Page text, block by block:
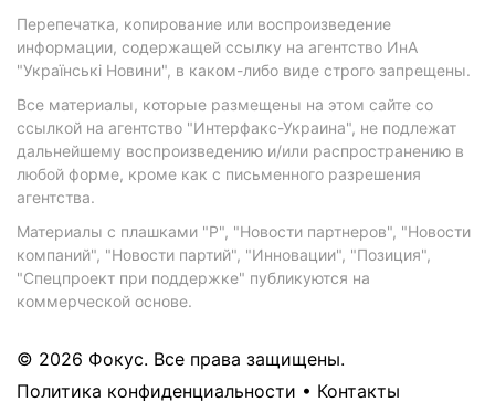
Перепечатка, копирование или воспроизведение
информации, содержащей ссылку на агентство ИнА
"Українські Новини", в каком-либо виде строго запрещены.
Все материалы, которые размещены на этом сайте со
ссылкой на агентство "Интерфакс-Украина", не подлежат
дальнейшему воспроизведению и/или распространению в
любой форме, кроме как с письменного разрешения
агентства.
Материалы с плашками "Р", "Новости партнеров", "Новости
компаний", "Новости партий", "Инновации", "Позиция",
"Спецпроект при поддержке" публикуются на
коммерческой основе.
© 2026 Фокус. Все права защищены.
Политика конфиденциальности • Контакты